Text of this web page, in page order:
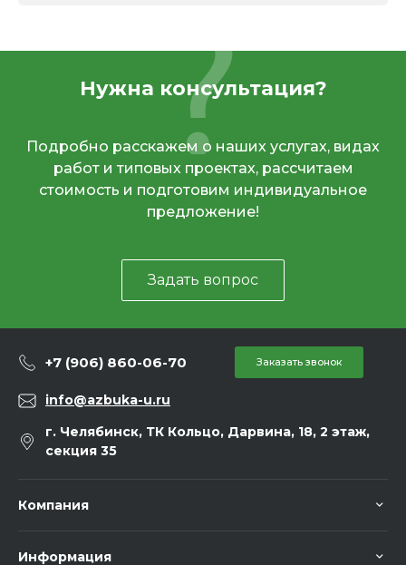
Нужна консультация?
Подробно расскажем о наших услугах, видах
работ и типовых проектах, рассчитаем
стоимость и подготовим индивидуальное
предложение!
Задать вопрос
+7 (906) 860-06-70 Заказать звонок
info@azbuka-u.ru
г. Челябинск, ТК Кольцо, Дарвина, 18, 2 этаж,
секция 35
Компания
Информация